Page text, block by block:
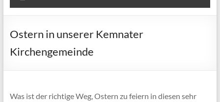
Ostern in unserer Kemnater
Kirchengemeinde
Was ist der richtige Weg, Ostern zu feiern in diesen sehr